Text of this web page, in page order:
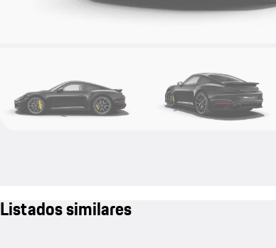
Listados similares